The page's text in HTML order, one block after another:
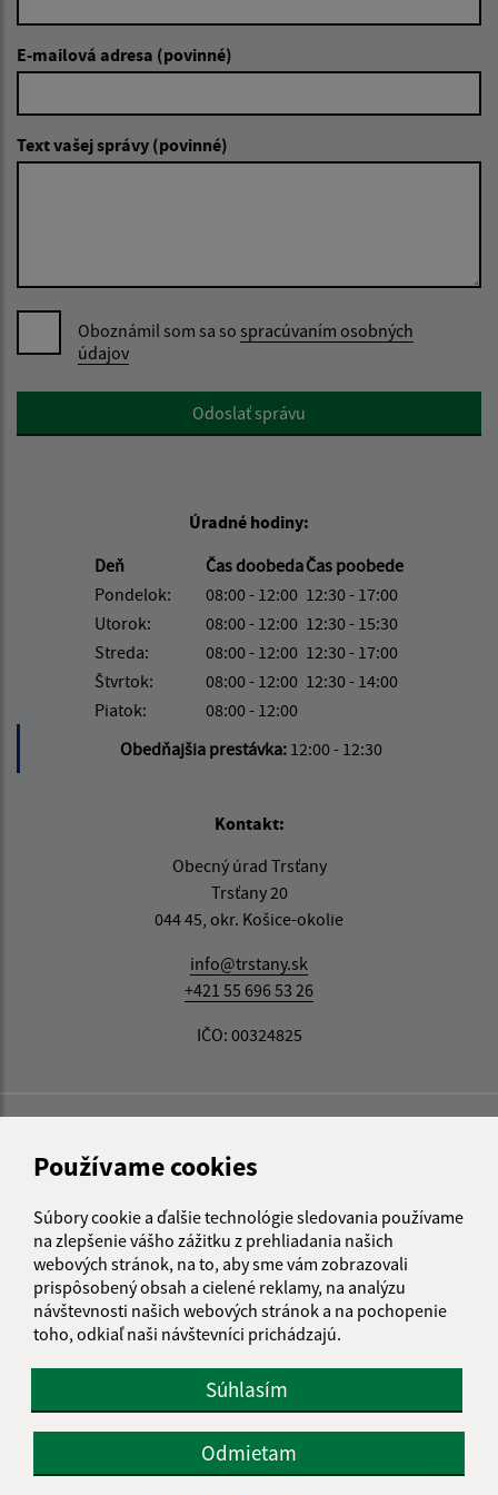
Používame cookies
Súbory cookie a ďalšie technológie sledovania používame
na zlepšenie vášho zážitku z prehliadania našich
webových stránok, na to, aby sme vám zobrazovali
prispôsobený obsah a cielené reklamy, na analýzu
návštevnosti našich webových stránok a na pochopenie
toho, odkiaľ naši návštevníci prichádzajú.
Súhlasím
Odmietam
E-mailová adresa (povinné)
Text vašej správy (povinné)
Oboznámil som sa so spracúvaním osobných
údajov
Google reCaptcha ResponseOdoslať správu
Úradné hodiny:
Deň
Čas doobedaČas poobede
Pondelok:
08:00 - 12:00 12:30 - 17:00
Utorok:
08:00 - 12:00 12:30 - 15:30
Streda:
08:00 - 12:00 12:30 - 17:00
Štvrtok:
08:00 - 12:00 12:30 - 14:00
Piatok:
08:00 - 12:00
Obedňajšia prestávka: 12:00 - 12:30
Kontakt:
Obecný úrad Trsťany
Trsťany 20
044 45, okr. Košice-okolie
info@trstany.sk
+421 55 696 53 26
IČO: 00324825
Informácie o stránke: